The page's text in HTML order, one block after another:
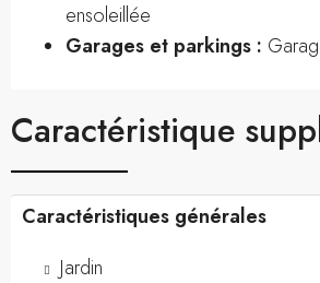
ensoleillée
Garages et parkings :
Caractéristique
Caractéristiques générales
Jardin